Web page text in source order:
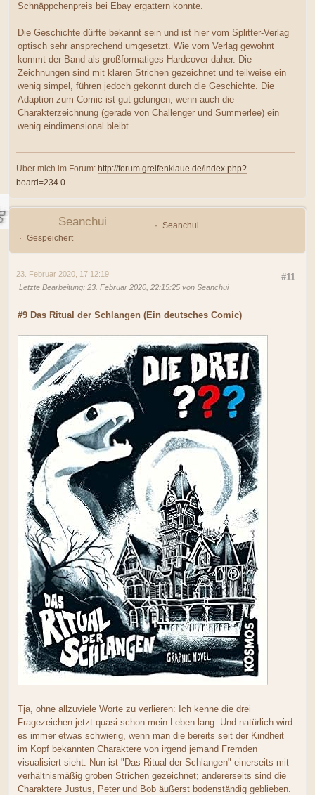
Schnäppchenpreis bei Ebay ergattern konnte.
Die Geschichte dürfte bekannt sein und ist hier vom Splitter-Verlag
optisch sehr ansprechend umgesetzt. Wie vom Verlag gewohnt
kommt der Band als großformatiges Hardcover daher. Die
Zeichnungen sind mit klaren Strichen gezeichnet und teilweise ein
wenig simpel, führen jedoch gekonnt durch die Geschichte. Die
Adaption zum Comic ist gut gelungen, wenn auch die
Charakterzeichnung (gerade von Challenger und Summerlee) ein
wenig eindimensional bleibt.
Über mich im Forum: http://forum.greifenklaue.de/index.php?
board=234.0
Seanchui
Seanchui
Gespeichert
#11
23. Februar 2020, 17:12:19
Letzte Bearbeitung: 23. Februar 2020, 22:15:25 von Seanchui
#9 Das Ritual der Schlangen (Ein deutsches Comic)
Tja, ohne allzuviele Worte zu verlieren: Ich kenne die drei
Fragezeichen jetzt quasi schon mein Leben lang. Und natürlich wird
es immer etwas schwierig, wenn man die bereits seit der Kindheit
im Kopf bekannten Charaktere von irgend jemand Fremden
visualisiert sieht. Nun ist "Das Ritual der Schlangen" einerseits mit
verhältnismäßig groben Strichen gezeichnet; andererseits sind die
Charaktere Justus, Peter und Bob äußerst bodenständig geblieben.